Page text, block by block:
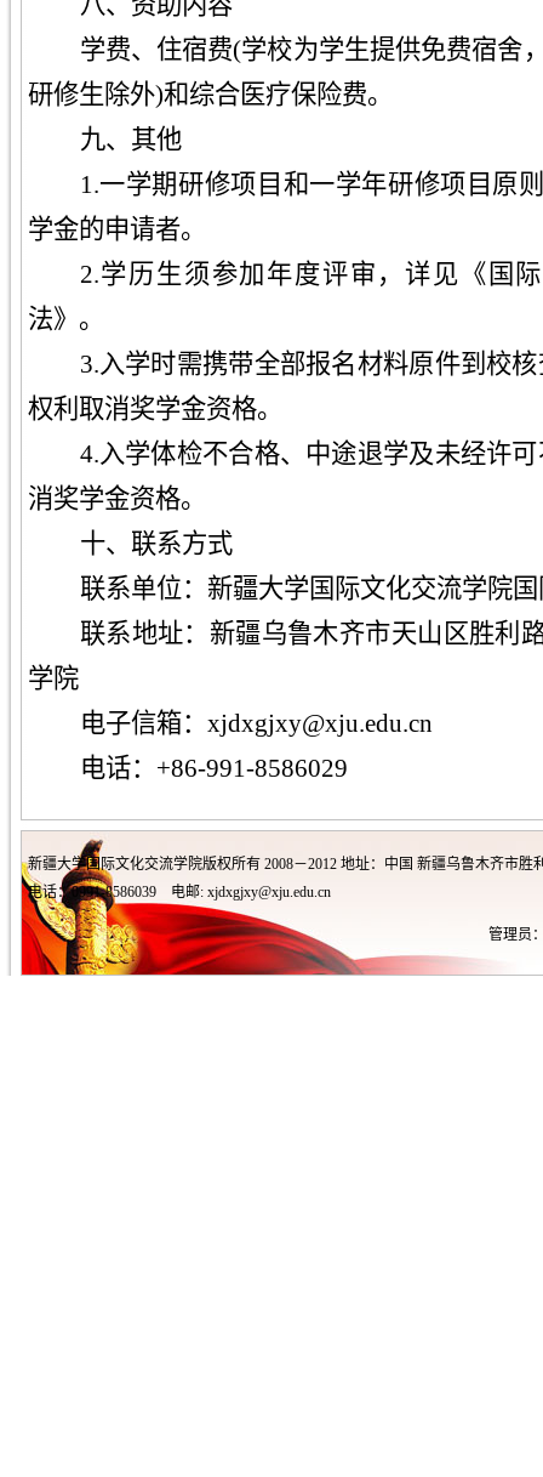
学费、住宿费(学校为学生提供免费宿舍
研修生除外)和综合医疗保险费。
九、 其他
1.一学期研修项目和一学年研修项目原
学金的申请者。
2.学历生须参加年度评审，详见《国
法》。
3.入学时需携带全部报名材料原件到校
权利取消奖学金资格。
4.入学体检不合格、中途退学及未经许
消奖学金资格。
十、联系方式
联系单位：新疆大学国际文化交流学院
联系地址：新疆乌鲁木齐市天山区胜利
学院
电子信箱：xjdxgjxy@xju.edu.cn
电话：+86-991-8586029
新疆大学国际文化交流学院版权所有 2008－2012 地址：中国 新疆乌鲁木齐市胜
电话：0991-8586039 电邮: xjdxgjxy@xju.edu.cn
管理员